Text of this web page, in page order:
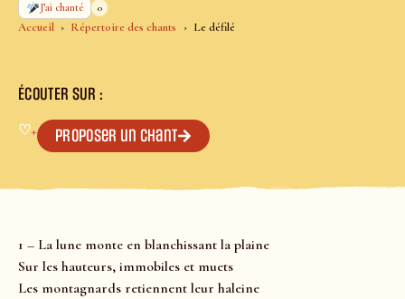
Accueil Répertoire des chants Le défilé
J’ai chanté
0
ÉCOUTER SUR :
♡+ Proposer un chant
1 – La lune monte en blanchissant la plaine
Sur les hauteurs, immobiles et muets
Les montagnards retiennent leur haleine